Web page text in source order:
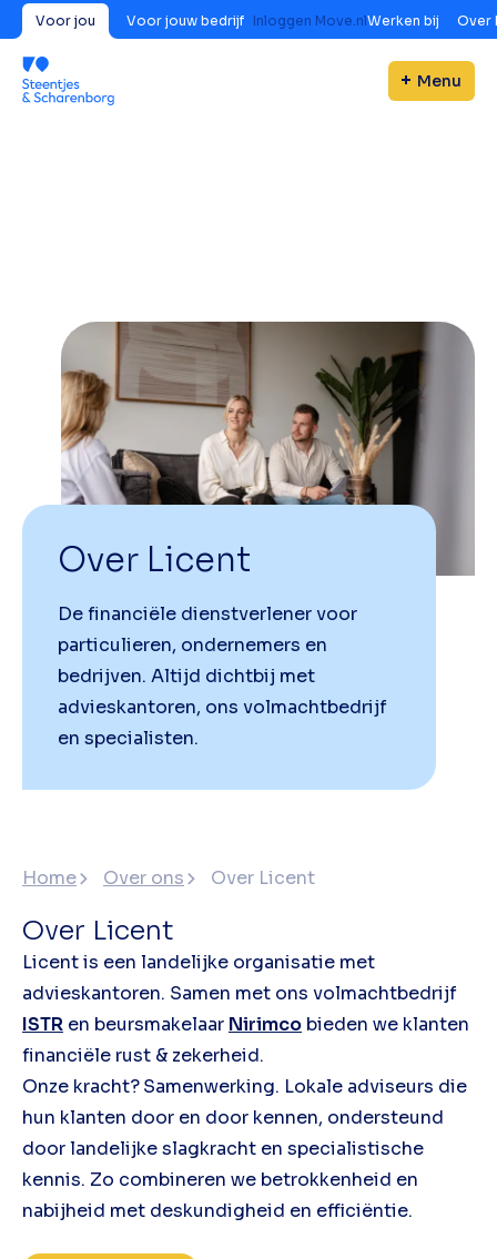
Voor jou Voor jouw bedrijf Inloggen Move.nlWerken bij Over
Menu
Over Licent
De financiële dienstverlener voor
particulieren, ondernemers en
bedrijven. Altijd dichtbij met
advieskantoren, ons volmachtbedrijf
en specialisten.
Home Over ons Over Licent
Over Licent
Licent is een landelijke organisatie met
advieskantoren. Samen met ons volmachtbedrijf
ISTR en beursmakelaar Nirimco bieden we klanten
financiële rust & zekerheid.
Onze kracht?Samenwerking. Lokale adviseurs die
hun klanten door en door kennen, ondersteund
door landelijke slagkracht en specialistische
kennis. Zo combineren we betrokkenheid en
nabijheid met deskundigheid en efficiëntie.